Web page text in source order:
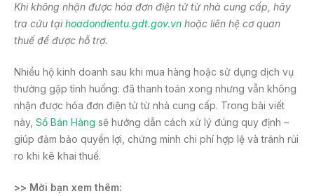
c
e
b
o
o
k
itt
er
ail
Khi không nhận được hóa đơn điện tử từ nhà cung cấp, hãy
tra cứu tạihoadondientu.gdt.gov.vn hoặc liên hệ cơ quan
thuế để được hỗ trợ.
Nhiều hộ kinh doanh sau khi mua hàng hoặc sử dụng dịch vụ
thường gặp tình huống: đã thanh toán xong nhưng vẫn không
nhận được hóa đơn điện tử từ nhà cung cấp. Trong bài viết
này, Sổ Bán Hàng sẽ hướng dẫn cách xử lý đúng quy định –
giúp đảm bảo quyền lợi, chứng minh chi phí hợp lệ và tránh rủi
ro khi kê khai thuế.
>> Mời bạn xem thêm: